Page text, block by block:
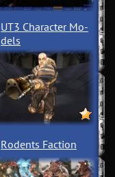
UT3 Character Mo­
dels
Rodents Faction